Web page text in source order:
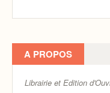
A PROPOS
Librairie et Edition